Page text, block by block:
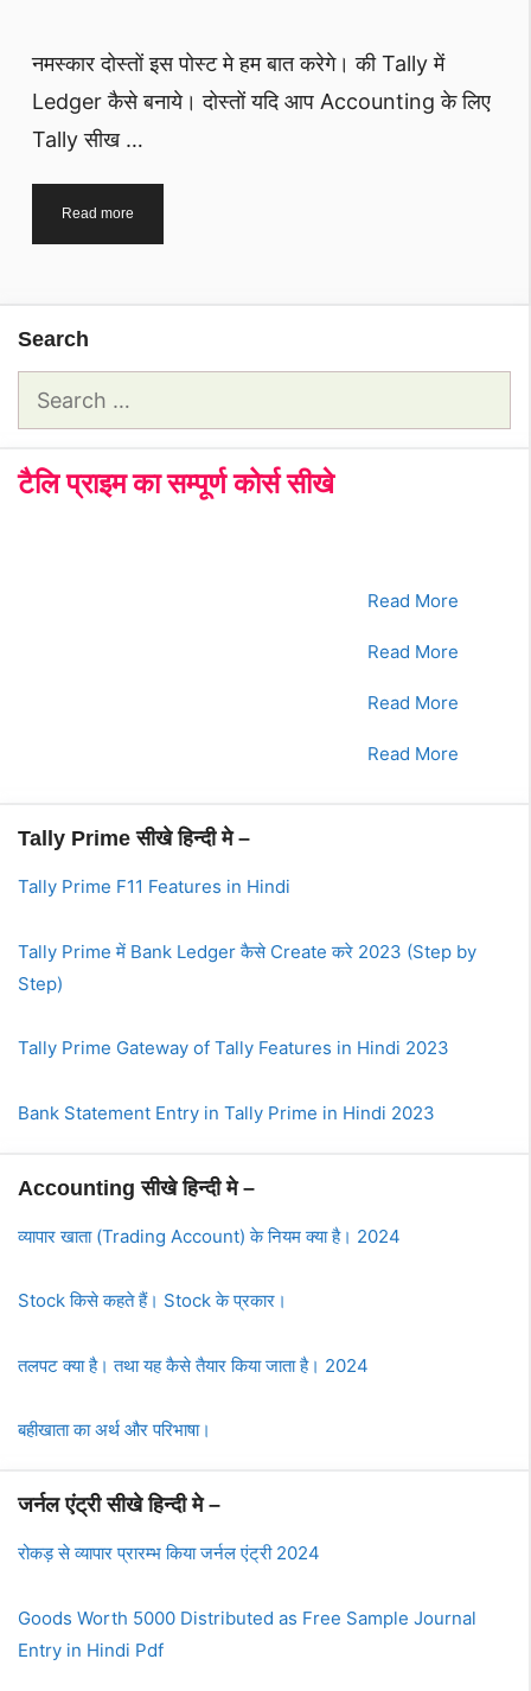
नमस्कार दोस्तों इस पोस्ट मे हम बात करेगे। की Tally में
Ledger कैसे बनाये। दोस्तों यदि आप Accounting के लिए
Tally सीख …
Read more
Search
Search
टैलि प्राइम का सम्पूर्ण कोर्स सीखे
Read More
Read More
Read More
Read More
Tally Prime सीखे हिन्दी मे –
Tally Prime F11 Features in Hindi
Tally Prime में Bank Ledger कैसे Create करे 2023 (Step by
Step)
Tally Prime Gateway of Tally Features in Hindi 2023
Bank Statement Entry in Tally Prime in Hindi 2023
Accounting सीखे हिन्दी मे –
व्यापार खाता (Trading Account) के नियम क्या है। 2024
Stock किसे कहते हैं। Stock के प्रकार।
तलपट क्या है। तथा यह कैसे तैयार किया जाता है। 2024
बहीखाता का अर्थ और परिभाषा।
जर्नल एंट्री सीखे हिन्दी मे –
रोकड़ से व्यापार प्रारम्भ किया जर्नल एंट्री 2024
Goods Worth 5000 Distributed as Free Sample Journal
Entry in Hindi Pdf